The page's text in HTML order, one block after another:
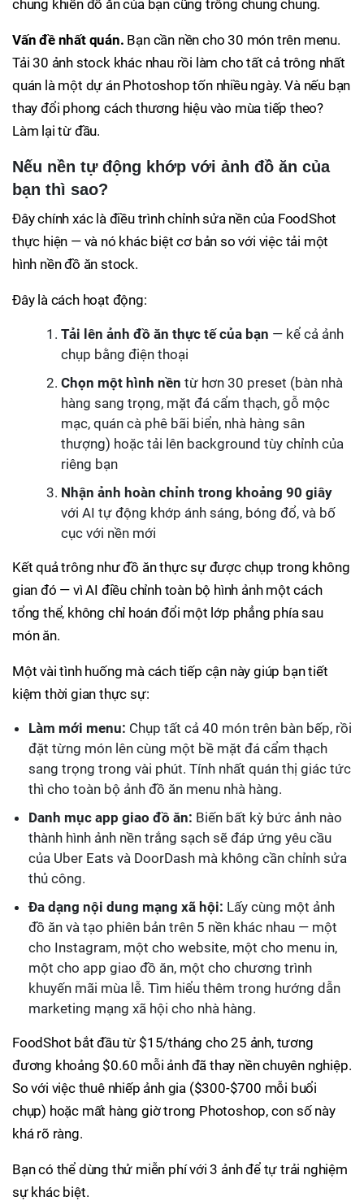
chung khiến đồ ăn của bạn cũng trông chung chung.
Vấn đề nhất quán. Bạn cần nền cho 30 món trên menu.
Tải 30 ảnh stock khác nhau rồi làm cho tất cả trông nhất
quán là một dự án Photoshop tốn nhiều ngày. Và nếu bạn
thay đổi phong cách thương hiệu vào mùa tiếp theo?
Làm lại từ đầu.
Nếu nền tự động khớp với ảnh đồ ăn của
bạn thì sao?
Đây chính xác là điều trình chỉnh sửa nền của FoodShot
thực hiện — và nó khác biệt cơ bản so với việc tải một
hình nền đồ ăn stock.
Đây là cách hoạt động:
Tải lên ảnh đồ ăn thực tế của bạn — kể cả ảnh
chụp bằng điện thoại
Chọn một hình nền từ hơn 30 preset (bàn nhà
hàng sang trọng, mặt đá cẩm thạch, gỗ mộc
mạc, quán cà phê bãi biển, nhà hàng sân
thượng) hoặc tải lên background tùy chỉnh của
riêng bạn
Nhận ảnh hoàn chỉnh trong khoảng 90 giây
với AI tự động khớp ánh sáng, bóng đổ, và bố
cục với nền mới
Kết quả trông như đồ ăn thực sự được chụp trong không
gian đó — vì AI điều chỉnh toàn bộ hình ảnh một cách
tổng thể, không chỉ hoán đổi một lớp phẳng phía sau
món ăn.
Một vài tình huống mà cách tiếp cận này giúp bạn tiết
kiệm thời gian thực sự:
Làm mới menu: Chụp tất cả 40 món trên bàn bếp, rồi
đặt từng món lên cùng một bề mặt đá cẩm thạch
sang trọng trong vài phút. Tính nhất quán thị giác tức
thì cho toàn bộ ảnh đồ ăn menu nhà hàng.
Danh mục app giao đồ ăn: Biến bất kỳ bức ảnh nào
thành hình ảnh nền trắng sạch sẽ đáp ứng yêu cầu
của Uber Eats và DoorDash mà không cần chỉnh sửa
thủ công.
Đa dạng nội dung mạng xã hội: Lấy cùng một ảnh
đồ ăn và tạo phiên bản trên 5 nền khác nhau — một
cho Instagram, một cho website, một cho menu in,
một cho app giao đồ ăn, một cho chương trình
khuyến mãi mùa lễ. Tìm hiểu thêm trong hướng dẫn
marketing mạng xã hội cho nhà hàng.
FoodShot bắt đầu từ $15/tháng cho 25 ảnh, tương
đương khoảng $0.60 mỗi ảnh đã thay nền chuyên nghiệp.
So với việc thuê nhiếp ảnh gia ($300-$700 mỗi buổi
chụp) hoặc mất hàng giờ trong Photoshop, con số này
khá rõ ràng.
Bạn có thể dùng thử miễn phí với 3 ảnh để tự trải nghiệm
sự khác biệt.